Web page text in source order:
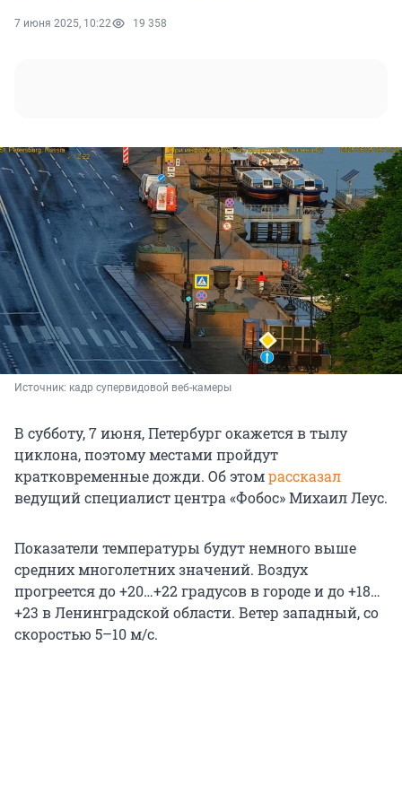
7 июня 2025, 10:22 19 358
Источник: кадр супервидовой веб-камеры
В субботу, 7 июня, Петербург окажется в тылу
циклона, поэтому местами пройдут
кратковременные дожди. Об этомрассказал
ведущий специалист центра «Фобос» Михаил Леус.
Показатели температуры будут немного выше
средних многолетних значений. Воздух
прогреется до +20…+22 градусов в городе и до +18…
+23 в Ленинградской области. Ветер западный, со
скоростью 5–10 м/с.